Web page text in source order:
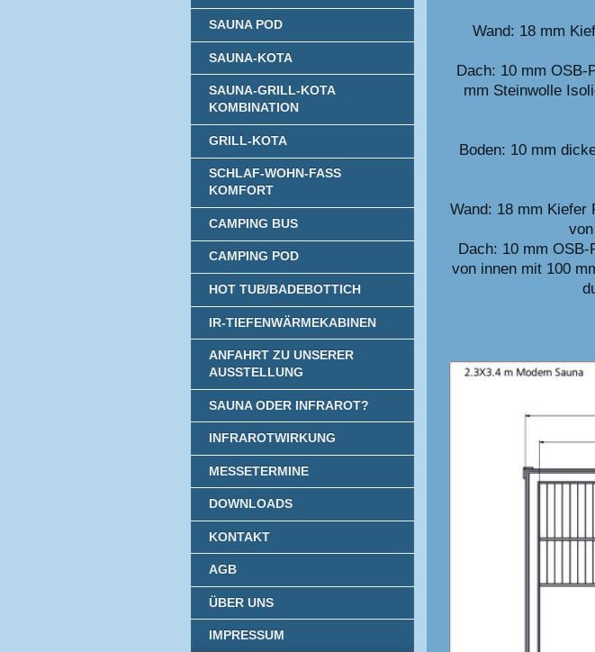
Wand: 18 mm
Dach: 10 mm OSB-
mm Steinwolle
Boden: 10 mm
Wand: 18 mm Kiefer
Dach: 10 mm
von innen mit 100
SAUNA POD
SAUNA-KOTA
SAUNA-GRILL-KOTA
KOMBINATION
GRILL-KOTA
SCHLAF-WOHN-FASS
KOMFORT
CAMPING BUS
CAMPING POD
HOT TUB/BADEBOTTICH
IR-TIEFENWÄRMEKABINEN
ANFAHRT ZU UNSERER
AUSSTELLUNG
SAUNA ODER INFRAROT?
INFRAROTWIRKUNG
MESSETERMINE
DOWNLOADS
KONTAKT
AGB
ÜBER UNS
IMPRESSUM